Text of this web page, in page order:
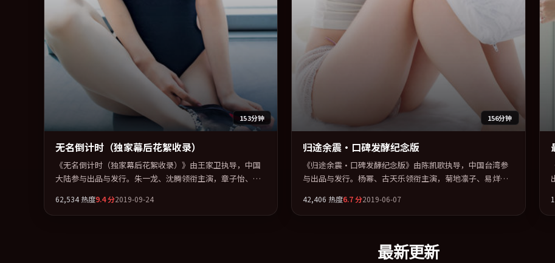
153分钟
无名倒计时（独家幕后花絮收录）
《无名倒计时（独家幕后花絮收录）》由王家卫执导，中国
大陆参与出品与发行。朱一龙、沈腾领衔主演，章子怡、秦
的隐喻表达。全片以「剧情」类型为骨架，在叙事、表演与
视听上力求统一。定于 2019-11-20 在内地院线及主流平台同
62,534热度9.4分2019-09-24
156分钟
归途余震·口碑发酵纪念版
《归途余震·口碑发酵纪念版》由陈凯歌执导，中国台湾参
与出品与发行。杨幂、古天乐领衔主演，菊地凛子、易烊千
隐喻表达。全片以「战争」类型为骨架，在叙事、表演与视
听上力求统一。定于 2019-06-09 在内地院线及主流平台同步
弧光的观众完整观看。
42,406 热度6.7分2019-06-07
最新更新